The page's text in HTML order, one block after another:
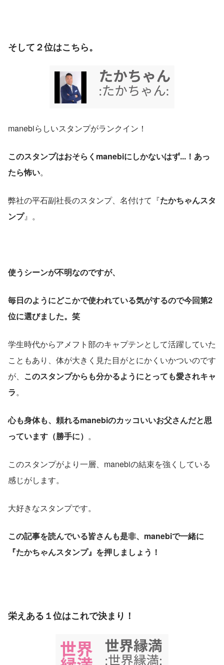
そして２位はこちら。
manebiらしいスタンプがランクイン！
このスタンプはおそらくmanebiにしかないはず...！あっ
たら怖い。
弊社の平石副社長のスタンプ、名付けて『たかちゃんスタ
ンプ』。
使うシーンが不明なのですが、
毎日のようにどこかで使われている気がするので今回第2
位に選びました。笑
学生時代からアメフト部のキャプテンとして活躍していた
こともあり、体が大きく見た目がとにかくいかついのです
が、 このスタンプからも分かるようにとっても愛されキャ
ラ。
心も身体も、頼れるmanebiのカッコいいお父さんだと思
っています（勝手に） 。
このスタンプがより一層、manebiの結束を強くしている
感じがします。
大好きなスタンプです。
この記事を読んでいる皆さんも是非、manebiで一緒に
『たかちゃんスタンプ』を押しましょう！
栄えある１位はこれで決まり！